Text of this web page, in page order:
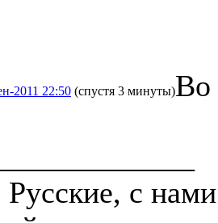
2011 22:50 (спустя 3 минуты)Во
с